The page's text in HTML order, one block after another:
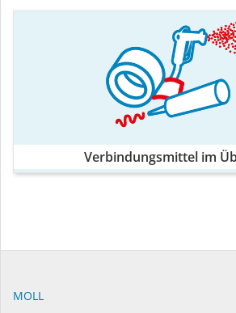
Verbindungsmittel im
MOLL